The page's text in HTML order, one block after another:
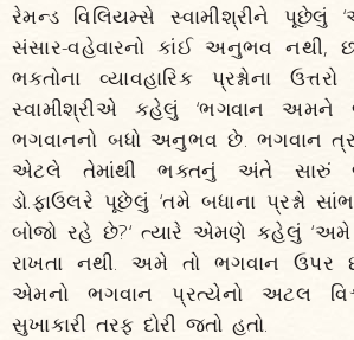
રેમન્ડ વિલિયમ્સે સ્વામીશ્રીને
સંસાર-વહેવારનો કાંઈ અનુભવ નથી,
ભક્તોના વ્યાવહારિક પ્રશ્નોના
સ્વામીશ્રીએ કહેલું ‘ભગવાન
ભગવાનનો બધો અનુભવ છે. ભગવાન
એટલે તેમાંથી ભક્તનું અંતે સારું
ડો.ફાઉલરે પૂછેલું ‘તમે બધાના પ્રશ્નો
બોજો રહે છે?‘ ત્યારે એમણે કહેલું
રાખતા નથી. અમે તો ભગવાન ઉપર
એમનો ભગવાન પ્રત્યેનો અટલ
સુખાકારી તરફ દોરી જતો હતો.